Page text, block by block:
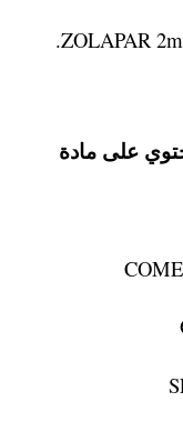
ZOLAPAR